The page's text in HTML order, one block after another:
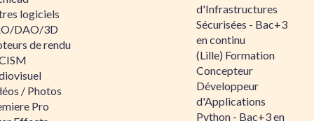
logiciels
DAO/3D
de rendu
/ Photos
Pro
d'Infrastructures
Sécurisées - Bac+3
en continu
(Lille) Formation
Concepteur
Développeur
d'Applications
Python - Bac+3 en